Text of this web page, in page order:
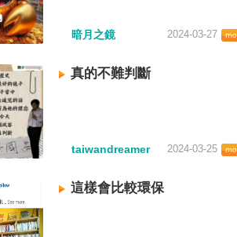
暗月之鏡 2024-03-27
真的不難判斷
taiwandreamer 2024-03-25
這樣會比較環保